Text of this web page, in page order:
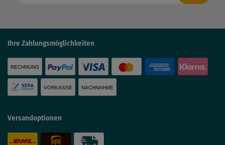
Ihre Zahlungsmöglichkeiten
RECHNUNG
VORKASSE NACHNAHME
Versandoptionen